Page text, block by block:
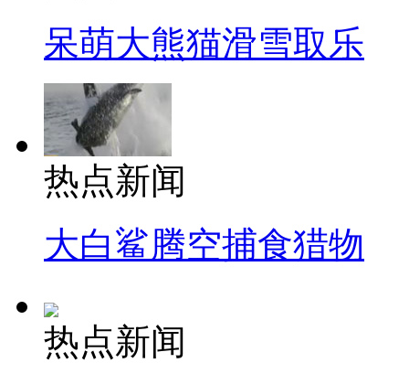
呆萌大熊猫滑雪取乐
热点新闻
大白鲨腾空捕食猎物
热点新闻